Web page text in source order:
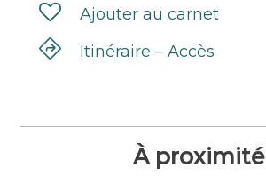
Ajouter au carnet
Itinéraire – Accès
À proximité